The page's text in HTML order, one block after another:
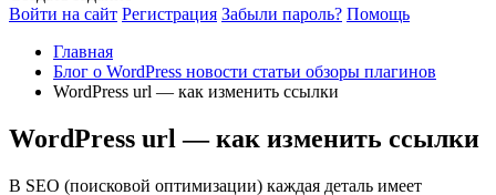
Войти на сайт Регистрация Забыли пароль? Помощь
Главная
Блог о WordPress новости статьи обзоры плагинов
WordPress url — как изменить ссылки
WordPress url — как изменить ссылки
В SEO (поисковой оптимизации) каждая деталь имеет